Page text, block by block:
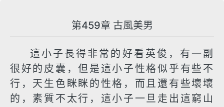
第459章 古風美男
這小子長得非常的好看英俊，有一副
很好的皮囊，但是這小子性格似乎有些不
行，天生色眯眯的性格，而且還有些壞壞
的，素質不太行，這小子一旦走出這窮山